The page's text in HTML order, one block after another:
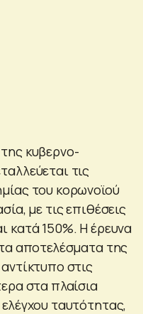
κυβερνο-
τις
του κορωνοϊού
με τις επιθέσεις
κατά 150%. Η έρευνα
αποτελέσματα της
στις
στα πλαίσια
ταυτότητας,